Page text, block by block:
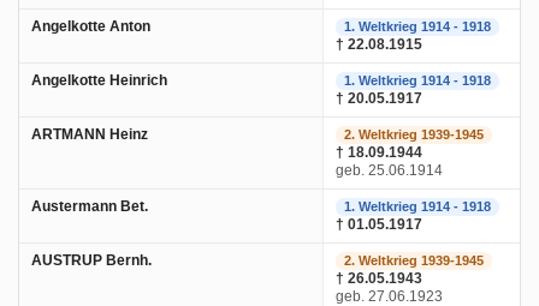
Angelkotte Anton 1. Weltkrieg 1914 - 1918
† 22.08.1915
Angelkotte Heinrich 1. Weltkrieg 1914 - 1918
† 20.05.1917
ARTMANN Heinz 2. Weltkrieg 1939-1945
† 18.09.1944
geb. 25.06.1914
Austermann Bet. 1. Weltkrieg 1914 - 1918
† 01.05.1917
AUSTRUP Bernh. 2. Weltkrieg 1939-1945
† 26.05.1943
geb. 27.06.1923